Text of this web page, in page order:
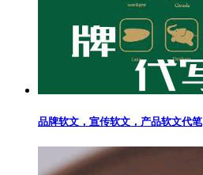
品牌软文，宣传软文，产品软文代笔